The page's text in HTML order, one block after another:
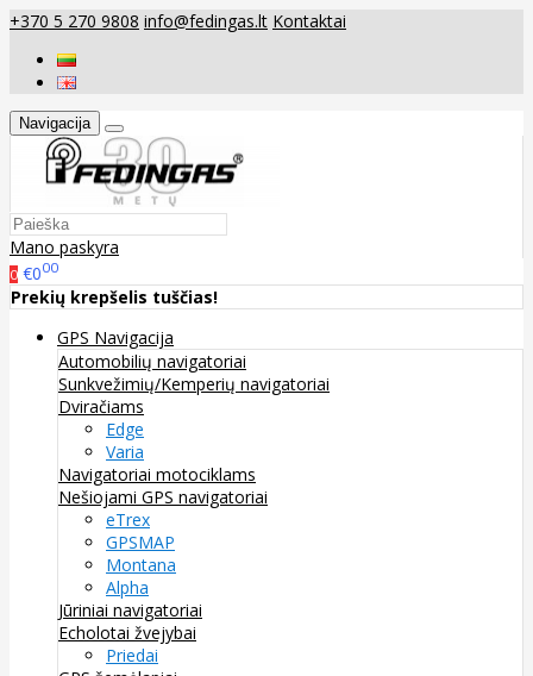
+370 5 270 9808 info@fedingas.lt Kontaktai
Navigacija
Mano paskyra
0 €000
Prekių krepšelis tuščias!
GPS Navigacija
Automobilių navigatoriai
Sunkvežimių/Kemperių navigatoriai
Dviračiams
Edge
Varia
Navigatoriai motociklams
Nešiojami GPS navigatoriai
eTrex
GPSMAP
Montana
Alpha
Jūriniai navigatoriai
Echolotai žvejybai
Priedai